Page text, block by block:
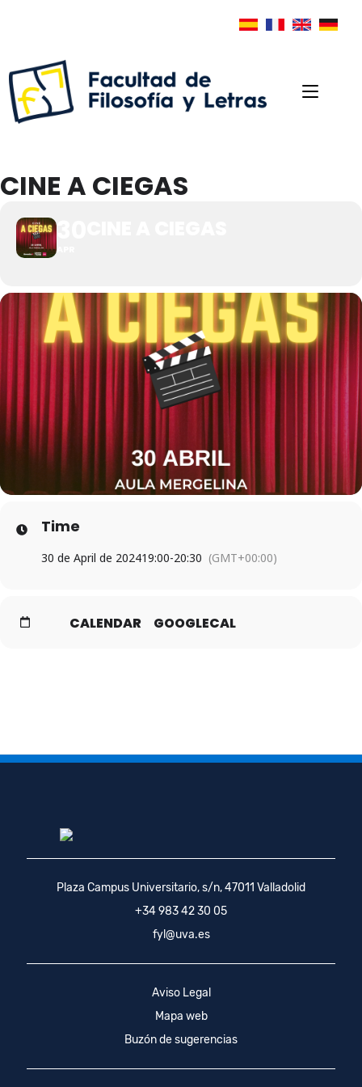
CINE A CIEGAS
Time
30 de April de 202419:00-20:30 (GMT+00:00)
CALENDAR GOOGLECAL
Plaza Campus Universitario, s/n, 47011 Valladolid
+34 983 42 30 05
fyl@uva.es
Aviso Legal
Mapa web
Buzón de sugerencias